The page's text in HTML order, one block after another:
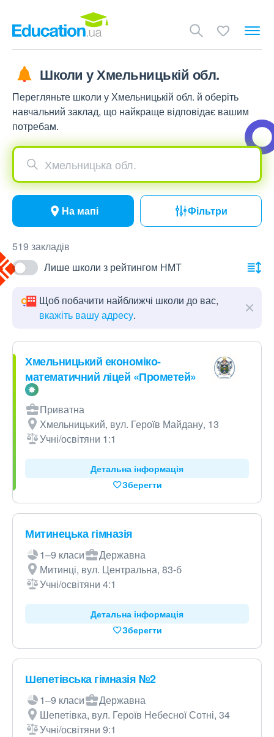
Школи у Хмельницькій обл.
Перегляньте школи у Хмельницькій обл. й оберіть
навчальний заклад, що найкраще відповідає вашим
потребам.
Хмельницька обл.
На мапі Фільтри
519 закладів
Лише школи з рейтингом НМТ
Щоб побачити найближчі школи до вас,
вкажіть вашу адресу.
Хмельницький економіко-
математичний ліцей «Прометей»
Приватна
Хмельницький, вул. Героїв Майдану, 13
Учні/освітяни 1:1
Детальна інформація
Зберегти
Митинецька гімназія
1–9 класи
Державна
Митинці, вул. Центральна, 83-б
Учні/освітяни 4:1
Детальна інформація
Зберегти
Шепетівська гімназія №2
1–9 класи
Державна
Шепетівка, вул. Героїв Небесної Сотні, 34
Учні/освітяни 9:1